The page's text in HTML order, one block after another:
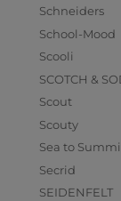
Schneiders
School-Mood
Scooli
SCOTCH &
Scout
Scouty
Sea to
Secrid
SEIDENFELT